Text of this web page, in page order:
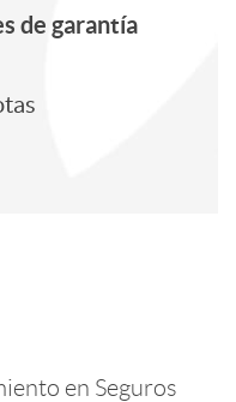
de garantía
en Seguros